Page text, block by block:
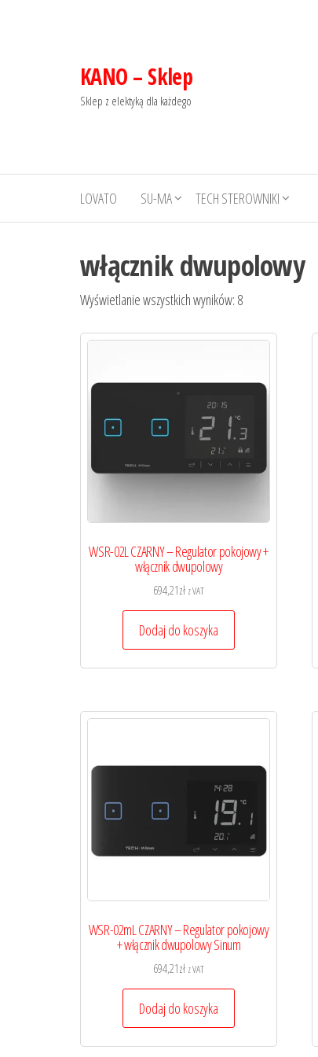
KANO – Sklep
Sklep z elektyką dla każdego
LOVATO SU-MA TECH STEROWNIKI
włącznik dwupolowy
Wyświetlanie wszystkich wyników: 8
WSR-02L CZARNY – Regulator pokojowy +
włącznik dwupolowy
694,21zł z VAT
Dodaj do koszyka
WSR-02mL CZARNY – Regulator pokojowy
+ włącznik dwupolowy Sinum
694,21zł z VAT
Dodaj do koszyka